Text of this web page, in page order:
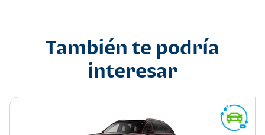
También te podría
interesar